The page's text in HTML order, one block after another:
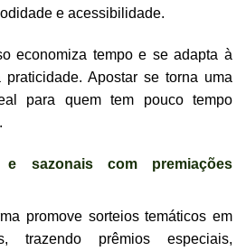
e acessibilidade.
economiza tempo e se adapta à
Apostar se torna uma
para quem tem pouco tempo
e sazonais com premiações
promove sorteios temáticos em
trazendo prêmios especiais,